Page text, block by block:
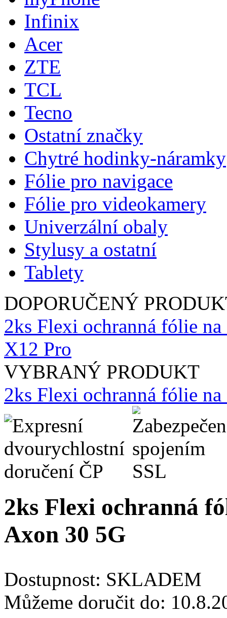
Infinix
Acer
ZTE
TCL
Tecno
Ostatní značky
Chytré hodinky-náramky
Fólie pro navigace
Fólie pro videokamery
Univerzální obaly
Stylusy a ostatní
Tablety
DOPORUČENÝ
2ks Flexi ochranná fólie
X12 Pro
VYBRANÝ PRODUKT
2ks Flexi ochranná fólie
2ks Flexi ochranná
Axon 30 5G
Dostupnost: SKLADEM
Můžeme doručit do: